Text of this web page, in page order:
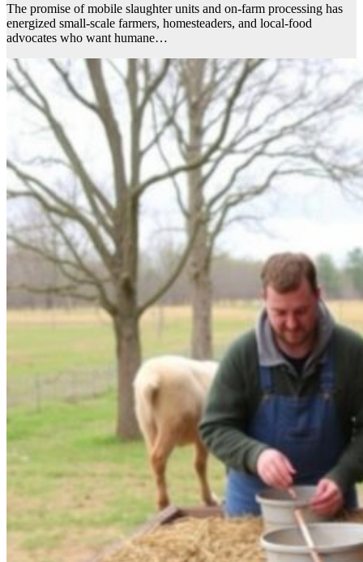
The promise of mobile slaughter units and on-farm processing has
energized small-scale farmers, homesteaders, and local-food
advocates who want humane…